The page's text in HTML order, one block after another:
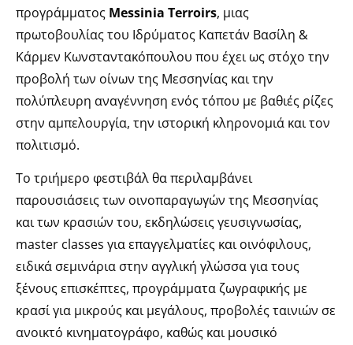
προγράμματος Messinia Terroirs, μιας
πρωτοβουλίας του Ιδρύματος Καπετάν Βασίλη &
Κάρμεν Κωνσταντακόπουλου που έχει ως στόχο την
προβολή των οίνων της Μεσσηνίας και την
πολύπλευρη αναγέννηση ενός τόπου με βαθιές ρίζες
στην αμπελουργία, την ιστορική κληρονομιά και τον
πολιτισμό.
Το τριήμερο φεστιβάλ θα περιλαμβάνει
παρουσιάσεις των οινοπαραγωγών της Μεσσηνίας
και των κρασιών του, εκδηλώσεις γευσιγνωσίας,
master classes για επαγγελματίες και οινόφιλους,
ειδικά σεμινάρια στην αγγλική γλώσσα για τους
ξένους επισκέπτες, προγράμματα ζωγραφικής με
κρασί για μικρούς και μεγάλους, προβολές ταινιών σε
ανοικτό κινηματογράφο, καθώς και μουσικό